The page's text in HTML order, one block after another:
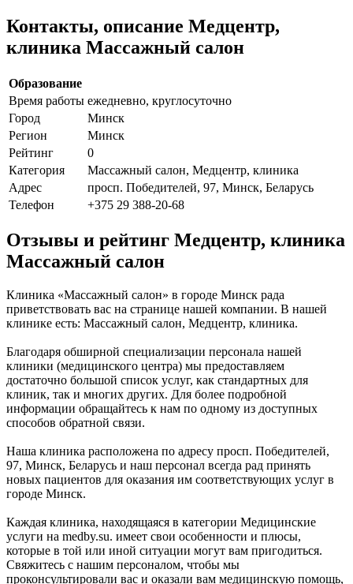
Контакты, описание Медцентр,
клиника Массажный салон
Образование
Время работы ежедневно, круглосуточно
Город
Минск
Регион
Минск
Рейтинг
0
Категория
Массажный салон, Медцентр, клиника
Адрес
просп. Победителей, 97, Минск, Беларусь
Телефон
+375 29 388-20-68
Отзывы и рейтинг Медцентр, клиника
Массажный салон
Клиника «Массажный салон» в городе Минск рада
приветствовать вас на странице нашей компании. В нашей
клинике есть: Массажный салон, Медцентр, клиника.
Благодаря обширной специализации персонала нашей
клиники (медицинского центра) мы предоставляем
достаточно большой список услуг, как стандартных для
клиник, так и многих других. Для более подробной
информации обращайтесь к нам по одному из доступных
способов обратной связи.
Наша клиника расположена по адресу просп. Победителей,
97, Минск, Беларусь и наш персонал всегда рад принять
новых пациентов для оказания им соответствующих услуг в
городе Минск.
Каждая клиника, находящаяся в категории Медицинские
услуги на medby.su. имеет свои особенности и плюсы,
которые в той или иной ситуации могут вам пригодиться.
Свяжитесь с нашим персоналом, чтобы мы
проконсультировали вас и оказали вам медицинскую помощь,